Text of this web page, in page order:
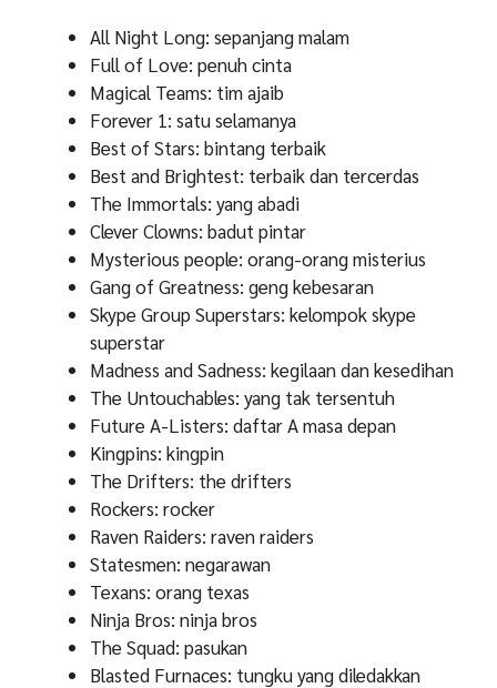
All Night Long: sepanjang malam
Full of Love: penuh cinta
Magical Teams: tim ajaib
Forever 1: satu selamanya
Best of Stars: bintang terbaik
Best and Brightest: terbaik dan tercerdas
The Immortals: yang abadi
Clever Clowns: badut pintar
Mysterious people: orang-orang misterius
Gang of Greatness: geng kebesaran
Skype Group Superstars: kelompok skype
superstar
Madness and Sadness: kegilaan dan kesedihan
The Untouchables: yang tak tersentuh
Future A-Listers: daftar A masa depan
Kingpins: kingpin
The Drifters: the drifters
Rockers: rocker
Raven Raiders: raven raiders
Statesmen: negarawan
Texans: orang texas
Ninja Bros: ninja bros
The Squad: pasukan
Blasted Furnaces: tungku yang diledakkan